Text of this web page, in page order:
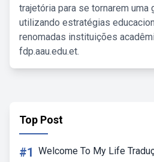
trajetória para se tornarem uma
utilizando estratégias
renomadas instituições
fdp.aau.edu.et.
Top Post
#1 Welcome To My Life